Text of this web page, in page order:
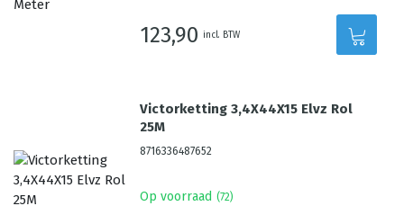
123,90 incl. BTW
Victorketting 3,4X44X15 Elvz Rol
25M
8716336487652
Op voorraad (72)